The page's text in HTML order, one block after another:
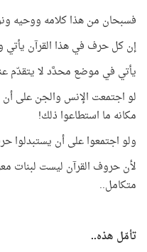
فسبحان من هذا كلامه ووحيه
إن كل حرف في هذا القرآن
يأتي في موضع محدَّد لا يتقدّم
لو اجتمعت الإنس والجن على
مكانه ما استطاعوا ذلك!
ولو اجتمعوا على أن يستبدلوا
لأن حروف القرآن ليست لبنات
متكامل..
تأمّل هذه..